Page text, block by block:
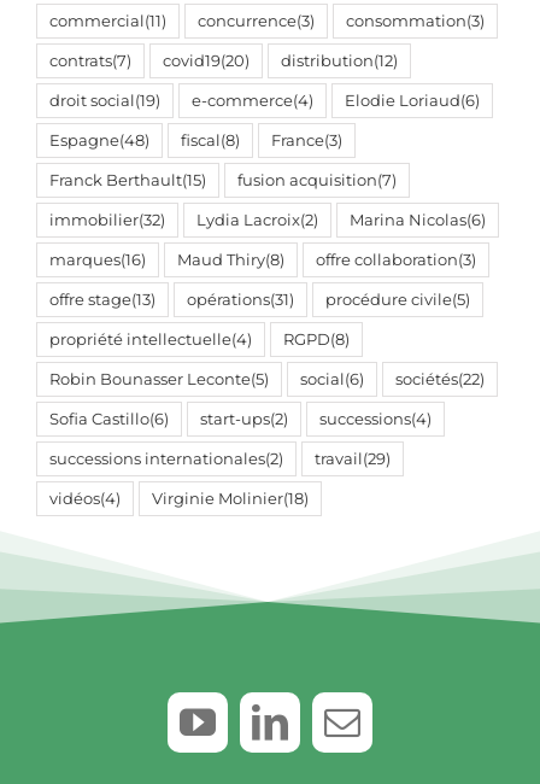
commercial(11) concurrence(3) consommation(3)
contrats(7) covid19(20) distribution(12)
droit social(19) e-commerce(4) Elodie Loriaud(6)
Espagne(48) fiscal(8) France(3)
Franck Berthault(15) fusion acquisition(7)
immobilier(32) Lydia Lacroix(2) Marina Nicolas(6)
marques(16) Maud Thiry(8) offre collaboration(3)
offre stage(13) opérations(31) procédure civile(5)
propriété intellectuelle(4) RGPD(8)
Robin Bounasser Leconte(5) social(6) sociétés(22)
Sofia Castillo(6) start-ups(2) successions(4)
successions internationales(2) travail(29)
vidéos(4) Virginie Molinier(18)